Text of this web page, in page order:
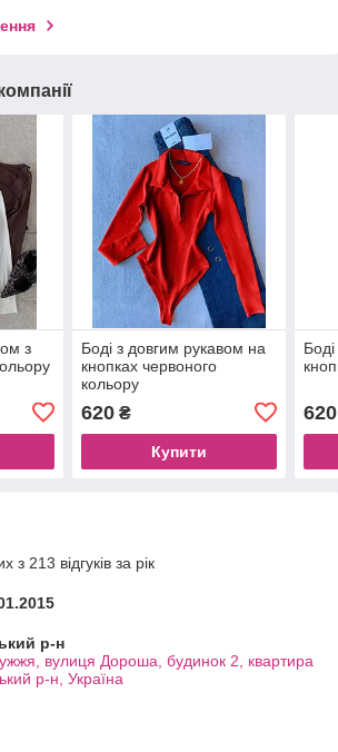
з
Боді з довгим рукавом на
кнопках червоного
кольору
620₴
Купити
620
з 213 відгуків за рік
р-н
вулиця Дороша, будинок 2, квартира
р-н, Україна